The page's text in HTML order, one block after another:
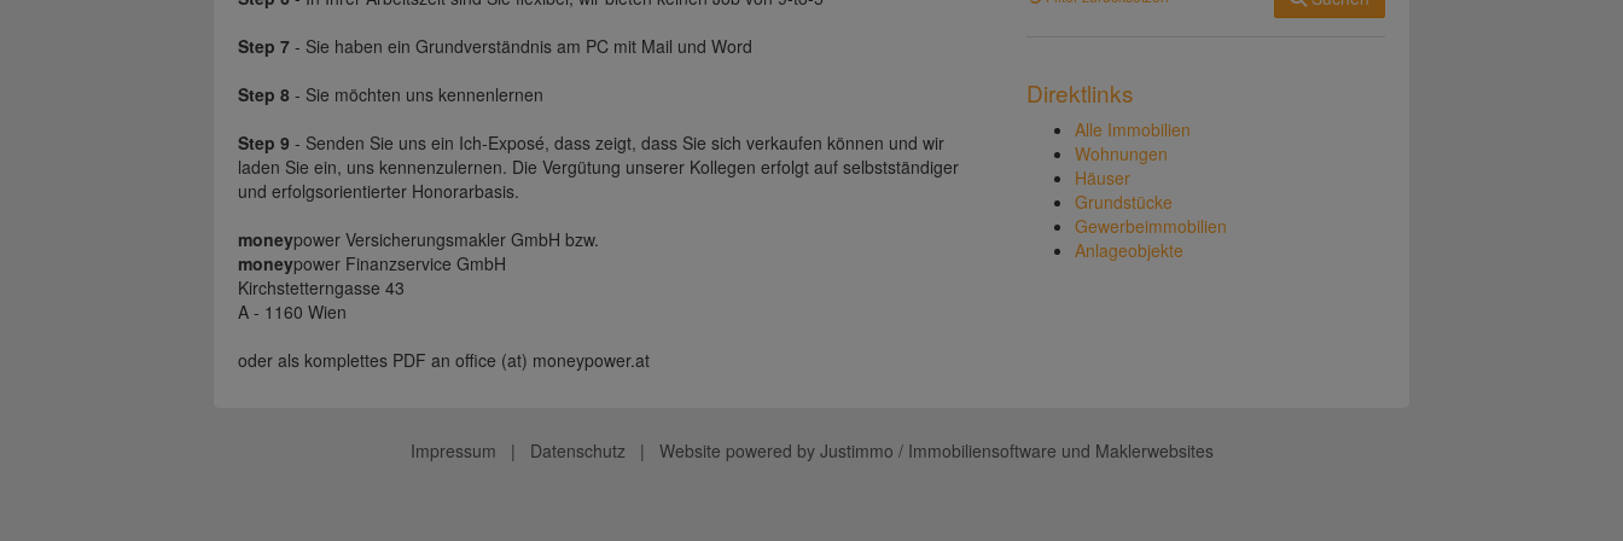
Step 7 - Sie haben ein Grundverständnis am PC mit Mail und Word
Step 8 - Sie möchten uns kennenlernen
Step 9 - Senden Sie uns ein Ich-Exposé, dass zeigt, dass Sie sich verkaufen können und wir
laden Sie ein, uns kennenzulernen. Die Vergütung unserer Kollegen erfolgt auf selbstständiger
und erfolgsorientierter Honorarbasis.
moneypower Versicherungsmakler GmbH bzw.
moneypower Finanzservice GmbH
Kirchstetterngasse 43
A - 1160 Wien
oder als komplettes PDF an office (at) moneypower.at
Direktlinks
Alle Immobilien
Wohnungen
Häuser
Grundstücke
Gewerbeimmobilien
Anlageobjekte
Impressum | Datenschutz| Website powered by Justimmo / Immobiliensoftware und Maklerwebsites